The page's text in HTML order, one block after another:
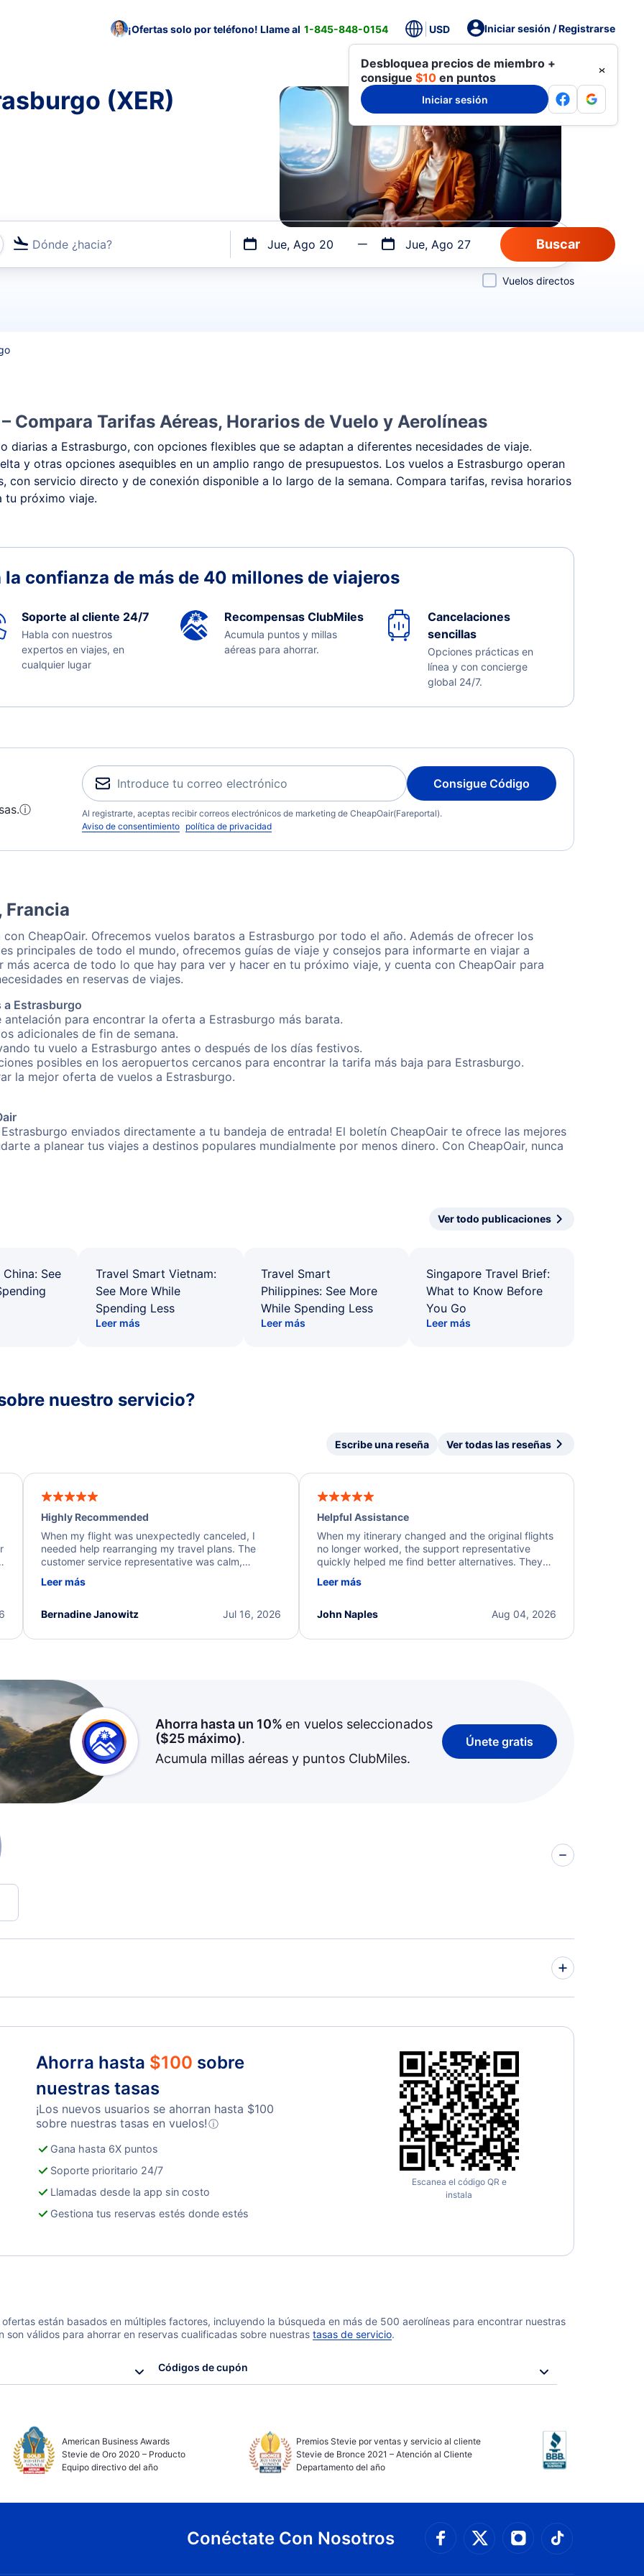
¡Ofertas solo por teléfono! Llame al 1-845-848-0154 USD Iniciar sesión / Registrarse
Desbloquea precios de miembro +
consigue $10 en puntos
Iniciar sesión
(XER)
Dónde ¿hacia? Jue, Ago 20 Jue, Ago 27
o por vuelos directos
Vuelos directos
Compara Tarifas Aéreas, Horarios de Vuelo y Aerolíneas
diarias a Estrasburgo, con opciones flexibles que se adaptan a diferentes necesidades de viaje.
y otras opciones asequibles en un amplio rango de presupuestos. Los vuelos a Estrasburgo operan
con servicio directo y de conexión disponible a lo largo de la semana. Compara tarifas, revisa horarios
tu próximo viaje.
la confianza de más de 40 millones de viajeros
Soporte al cliente 24/7
Habla con nuestros
expertos en viajes, en
cualquier lugar
Recompensas ClubMiles
Acumula puntos y millas
aéreas para ahorrar.
Cancelaciones
sencillas
Opciones prácticas en
línea y con concierge
global 24/7.
ⓘ
Consigue Código
Al registrarte, aceptas recibir correos electrónicos de marketing de CheapOair(Fareportal).
Aviso de consentimiento política de privacidad
Francia
CheapOair. Ofrecemos vuelos baratos a Estrasburgo por todo el año. Además de ofrecer los
principales de todo el mundo, ofrecemos guías de viaje y consejos para informarte en viajar a
más acerca de todo lo que hay para ver y hacer en tu próximo viaje, y cuenta con CheapOair para
en reservas de viajes.
a Estrasburgo
para encontrar la oferta a Estrasburgo más barata.
adicionales de fin de semana.
tu vuelo a Estrasburgo antes o después de los días festivos.
posibles en los aeropuertos cercanos para encontrar la tarifa más baja para Estrasburgo.
la mejor oferta de vuelos a Estrasburgo.
enviados directamente a tu bandeja de entrada! El boletín CheapOair te ofrece las mejores
a planear tus viajes a destinos populares mundialmente por menos dinero. Con CheapOair, nunca
Ver todo publicaciones
See
Travel Smart Vietnam:
See More While
Spending Less
Leer más
Travel Smart
Philippines: See More
While Spending Less
Leer más
Singapore Travel Brief:
What to Know Before
You Go
Leer más
nuestro servicio?
Escribe una reseña Ver todas las reseñas
Highly Recommended
When my flight was unexpectedly canceled, I
needed help rearranging my travel plans. The
customer service representative was calm,
process. They quickly found alternative flight
I truly appreciate the excellent support and
Leer más
Jul 16, 2026
Bernadine Janowitz
Helpful Assistance
When my itinerary changed and the original flights
no longer worked, the support representative
quickly helped me find better alternatives. They
beyond to resolve the issue. I'm grateful for the
Leer más
Aug 04, 2026
John Naples
Ahorra hasta un 10% en vuelos seleccionados
($25máximo).
Acumula millas aéreas y puntos ClubMiles.
Únete gratis
Ahorra hasta $100 sobre
nuestras tasas
¡Los nuevos usuarios se ahorran hasta $100
sobre nuestras tasas en vuelos!ⓘ
Gana hasta 6X puntos
Soporte prioritario 24/7
Llamadas desde la app sin costo
Gestiona tus reservas estés donde estés
Escanea el código QR e
instala
están basados en múltiples factores, incluyendo la búsqueda en más de 500 aerolíneas para encontrar nuestras
válidos para ahorrar en reservas cualificadas sobre nuestras tasas de servicio.
Códigos de cupón
American Business Awards
Stevie de Oro 2020 – Producto
Equipo directivo del año
Premios Stevie por ventas y servicio al cliente
Stevie de Bronce 2021 – Atención al Cliente
Departamento del año
Conéctate Con Nosotros
Conéctate con
Conéctate con
Connect with